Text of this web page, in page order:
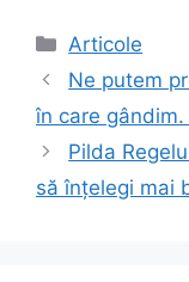
Categorii
Articole
Ne putem
în care
Pilda
să înțelegi mai